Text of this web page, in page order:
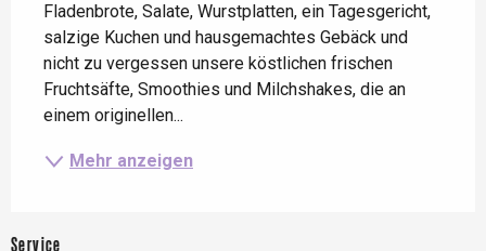
Fladenbrote, Salate, Wurstplatten, ein Tagesgericht,
salzige Kuchen und hausgemachtes Gebäck und
nicht zu vergessen unsere köstlichen frischen
Fruchtsäfte, Smoothies und Milchshakes, die an
einem originellen...
Mehr anzeigen
Service